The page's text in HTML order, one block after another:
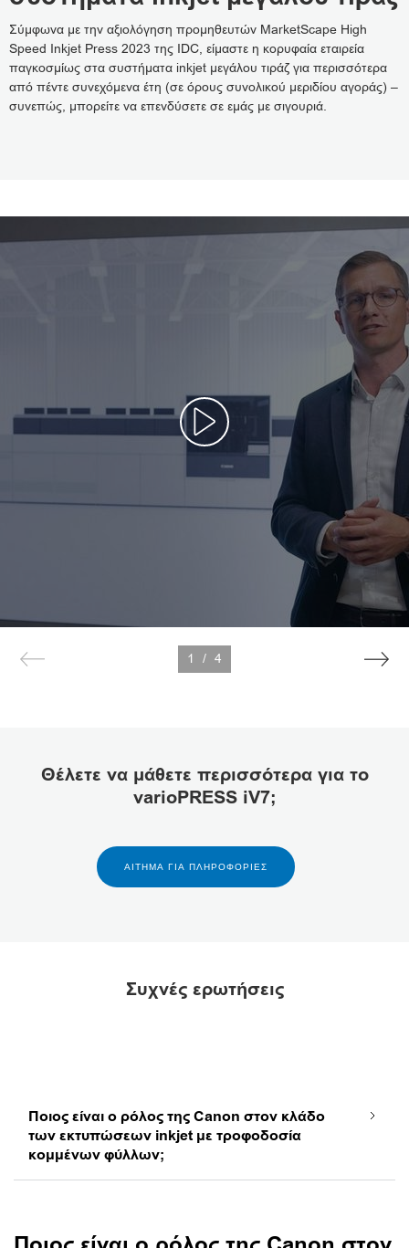
Σύμφωνα με την αξιολόγηση προμηθευτών MarketScape High
Speed Inkjet Press 2023 της IDC, είμαστε η κορυφαία εταιρεία
παγκοσμίως στα συστήματα inkjet μεγάλου τιράζ για περισσότερα
από πέντε συνεχόμενα έτη (σε όρους συνολικού μεριδίου αγοράς) –
συνεπώς, μπορείτε να επενδύσετε σε εμάς με σιγουριά.
1 / 4
Θέλετε να μάθετε περισσότερα για το
varioPRESS iV7;
ΑΊΤΗΜΑ ΓΙΑ ΠΛΗΡΟΦΟΡΊΕΣ
Συχνές ερωτήσεις
Ποιος είναι ο ρόλος της Canon στον κλάδο
των εκτυπώσεων inkjet με τροφοδοσία
κομμένων φύλλων;